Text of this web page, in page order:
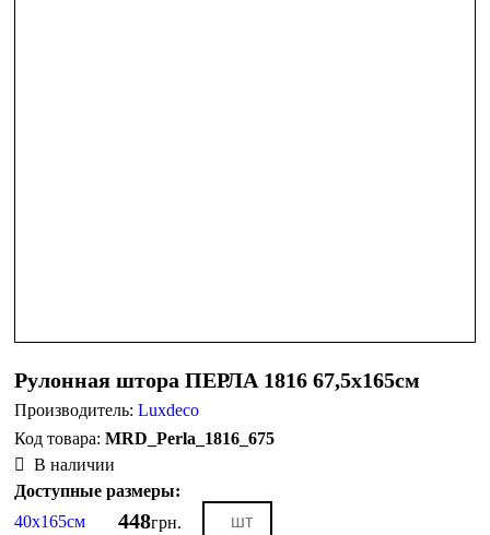
Рулонная штора ПЕРЛА 1816 67,5х165см
Производитель:Luxdeco
MRD_Perla_1816_675
В наличии
Доступные размеры:
40х165см
448грн.